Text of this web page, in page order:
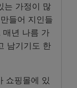
는 가정이 많
들어 지인들
매년 나름 가
남기기도 한
쇼핑몰에 있